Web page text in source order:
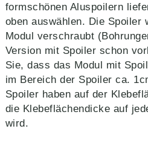
formschönen Aluspoilern
oben auswählen. Die Spoiler
Modul verschraubt
Version mit Spoiler schon
Sie, dass das Modul mit
im Bereich der Spoiler ca.
Spoiler haben auf der
die Klebeflächendicke auf
wird.